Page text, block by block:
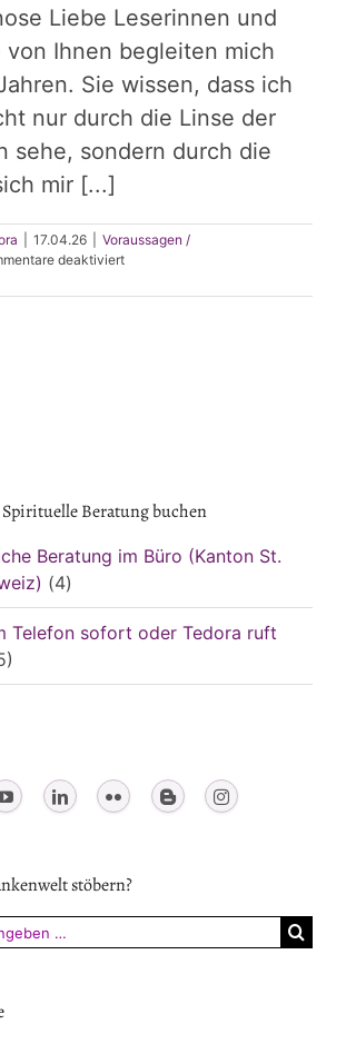
Liebe Leserinnen und
von Ihnen begleiten mich
Sie wissen, dass ich
nur durch die Linse der
sehe, sondern durch die
mir [...]
17.04.26
Voraussagen /
deaktiviertfür
Intuition
Beratung buchen
Beratung im Büro (Kanton St.
(4)
Telefon sofort oder Tedora ruft
stöbern?